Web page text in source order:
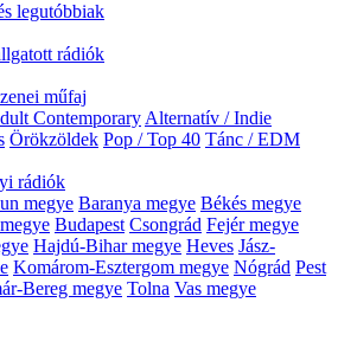
legutóbbiak
rádiók
műfaj
Contemporary Alternatív / Indie
Örökzöldek Pop / Top 40 Tánc / EDM
rádiók
megye Baranya megye Békés megye
Budapest Csongrád Fejér megye
Hajdú-Bihar megye Heves Jász-
Komárom-Esztergom megye Nógrád Pest
Bereg megye Tolna Vas megye